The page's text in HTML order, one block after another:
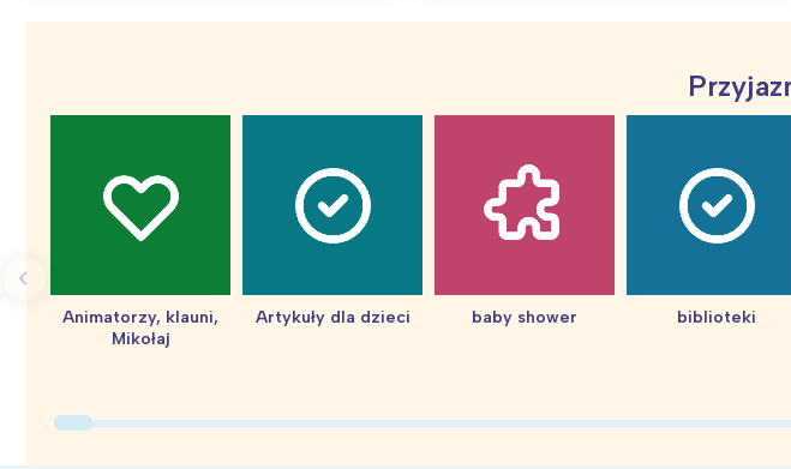
Animatorzy, klauni,
Mikołaj
Artykuły dla dzieci baby shower biblioteki